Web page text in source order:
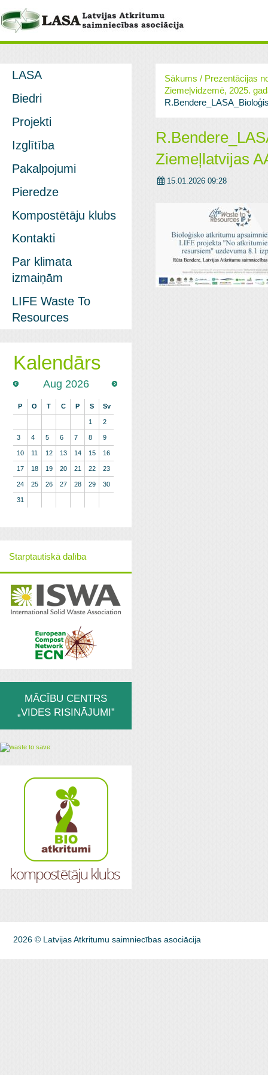
Sākums / Prezentācijas
Ziemeļvidzemē, 2025.
Ziemeļlatvijas
15.01.2026 09:28
LASA
Biedri
Projekti
Izglītība
Pakalpojumi
Pieredze
Kompostētāju klubs
Kontakti
Par klimata
izmaiņām
LIFE Waste To
Resources
Kalendārs
Aug 2026
P O T C P S Sv
1 2
3 4 5 6 7 8 9
10 11 12 13 14 15 16
17 18 19 20 21 22 23
24 25 26 27 28 29 30
31
Starptautiskā dalība
MĀCĪBU CENTRS
„VIDES RISINĀJUMI”
2026 © Latvijas Atkritumu saimniecības asociācija